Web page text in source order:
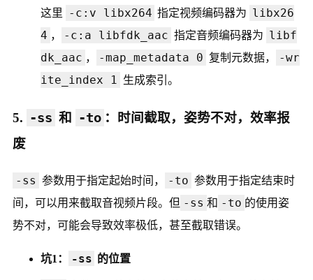
这里 -c:v libx264 指定视频编码器为 libx26
4 ， -c:a libfdk_aac 指定音频编码器为 libf
dk_aac ， -map_metadata 0 复制元数据，
-wr
ite_index 1 生成索引。
5. -ss 和 -to ：时间截取，姿势不对，效率报
废
-ss 参数用于指定起始时间， -to 参数用于指定结束时
间，可以用来截取音视频片段。但 -ss 和 -to 的使用姿
势不对，可能会导致效率极低，甚至截取错误。
坑1： -ss 的位置